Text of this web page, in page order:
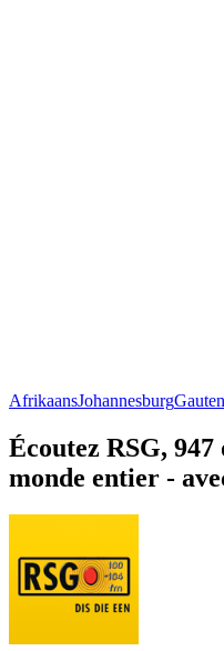
AfrikaansJohannesburg
Écoutez RSG,
monde entier -